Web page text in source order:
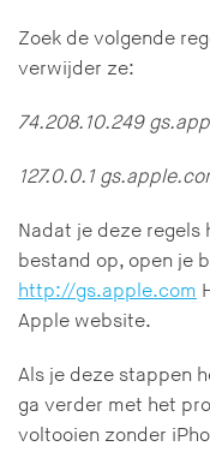
Zoek de volgende
verwijder ze:
74.208.10.249
127.0.0.1
Nadat je deze
bestand op, open je
http://gs.apple.com
Apple website.
Als je deze stappen
ga verder met het
voltooien zonder